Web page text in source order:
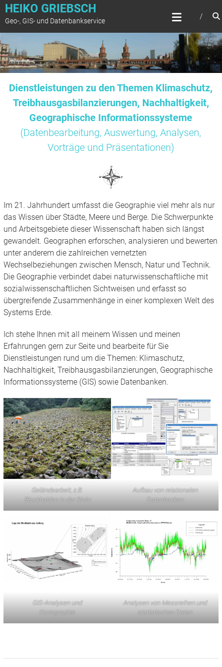
Zum
springen
HEIKO GRIEBSCH
Geo-, GIS- und Datenbankservice
Dienstleistungen zu den Themen Klimaschutz,
Treibhausgasbilanzierungen, Nachhaltigkeit,
Geographische Informationssysteme
(Datenbearbeitung, Auswertung, Analysen,
Vorträge und Präsentationen)
Im 21. Jahrhundert umfasst die Geographie viel mehr als nur
das Wissen über Städte, Meere und Berge. Die Schwerpunkte
und Arbeitsgebiete dieser Wissenschaft haben sich längst
gewandelt. Geographen erforschen, analysieren und bewerten
unter anderem die zahlreichen vernetzten
Wechselbeziehungen zwischen Mensch, Natur und Technik.
Die Geographie verbindet dabei naturwissenschaftliche mit
sozialwissenschaftlichen Sichtweisen und erfasst so
übergreifende Zusammenhänge in einer komplexen Welt des
Systems Erde.
Ich stehe Ihnen mit all meinem Wissen und meinen
Erfahrungen gern zur Seite und bearbeite für Sie
Dienstleistungen rund um die Themen: Klimaschutz,
Nachhaltigkeit, Treibhausgasbilanzierungen, Geographische
Informationssysteme (GIS) sowie Datenbanken.
Geländearbeit, z.B.
Blockhalden in der Rhön
Aufbau von relationalen
Datenbanken
GIS-Analysen und
Kartographie
Analysen von Messreihen und
statistischen Daten